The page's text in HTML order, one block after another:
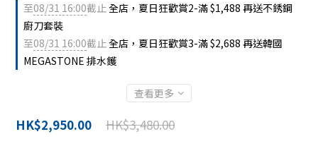
至08/31 16:00截止全店，夏日狂歡賞2-滿 $1,488 再送不銹鋼
廚刀套裝
至08/31 16:00截止全店，夏日狂歡賞3-滿 $2,688 再送韓國
MEGASTONE 排水鑊
查看更多
HK$3,480.00
HK$2,950.00